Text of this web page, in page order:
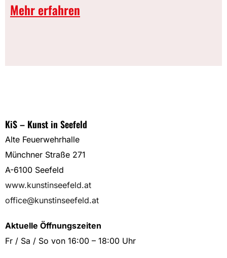
Mehr erfahren
KiS – Kunst in Seefeld
Alte Feuerwehrhalle
Münchner Straße 271
A-6100 Seefeld
www.kunstinseefeld.at
office@kunstinseefeld.at
Aktuelle Öffnungszeiten
Fr / Sa / So von 16:00 – 18:00 Uhr